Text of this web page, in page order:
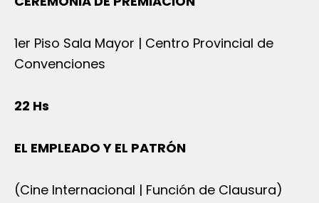
1er Piso Sala Mayor | Centro Provincial de
Convenciones
22 Hs
EL EMPLEADO Y EL PATRÓN
(Cine Internacional | Función de Clausura)